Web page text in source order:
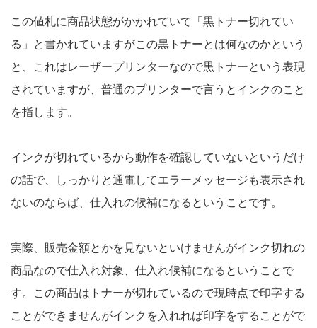
この値札に商品状態がかかれていて「黒トナー切れてい
る」と書かれていますがこの黒トナーとは何なのかという
と、これはレーザープリンターなので黒トナーという表現
されていますが、普通のプリンターで言うとインクのこと
を指します。
インクが切れているから動作を確認していないというだけ
の話で、しっかりと通電してエラーメッセージも表示され
ないのならば、仕入れの候補になるということです。
実際、販売金額とかを見ないといけませんがインク切れの
商品なので仕入れ対象、仕入れ候補になるということで
す。この商品はトナーが切れているので現時点で印字する
ことができませんがインクを入れれば印字をすることがで